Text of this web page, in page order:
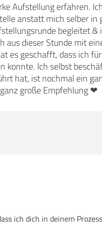
Aufstellung erfahren.
anstatt mich selber in
begleitet &
aus dieser Stunde mit
es geschafft, dass ich
konnte. Ich selbst
hat, ist nochmal ein
große Empfehlung ❤
ich dich in deinem